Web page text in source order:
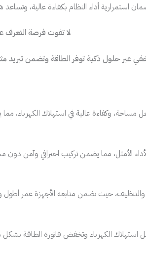
استمرارية أداء النظام بكفاءة عالية،
لا تفوت فرصة التعرف
حلول ذكية توفر الطاقة وتضمن تبريد
وكفاءة عالية في استهلاك الكهرباء، مما
الأمثل، مما يضمن تركيب احترافي وآمن دون
حيث تضمن متابعة الأجهزة عمر أطول
استهلاك الكهرباء وتخفض فاتورة الطاقة بشكل